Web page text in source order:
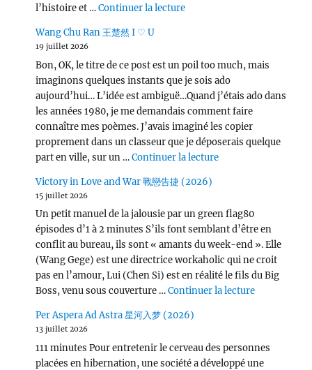
l’histoire et …Continuer la lecturede « Love, Lies, and Spies
Wang Chu Ran 王楚然 I ♡ U
19 juillet 2026
Bon, OK, le titre de ce post est un poil too much, mais
imaginons quelques instants que je sois ado
aujourd’hui… L’idée est ambiguë…Quand j’étais ado dans
les années 1980, je me demandais comment faire
connaître mes poèmes. J’avais imaginé les copier
proprement dans un classeur que je déposerais quelque
part en ville, sur un …Continuer la lecturede « Wang Chu Ran
Victory in Love and War 戰戀告捷 (2026)
15 juillet 2026
Un petit manuel de la jalousie par un green flag80
épisodes d’1 à 2 minutes S’ils font semblant d’être en
conflit au bureau, ils sont « amants du week-end ». Elle
(Wang Gege) est une directrice workaholic qui ne croit
pas en l’amour, Lui (Chen Si) est en réalité le fils du Big
Boss, venu sous couverture …Continuer la lecturede « Victory
Per Aspera Ad Astra 星河入梦 (2026)
13 juillet 2026
111 minutes Pour entretenir le cerveau des personnes
placées en hibernation, une société a développé une